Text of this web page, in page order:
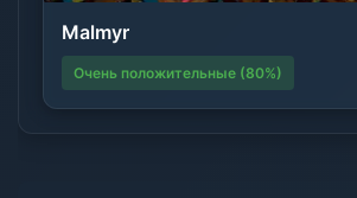
Malmyr
Очень положительные (80%)